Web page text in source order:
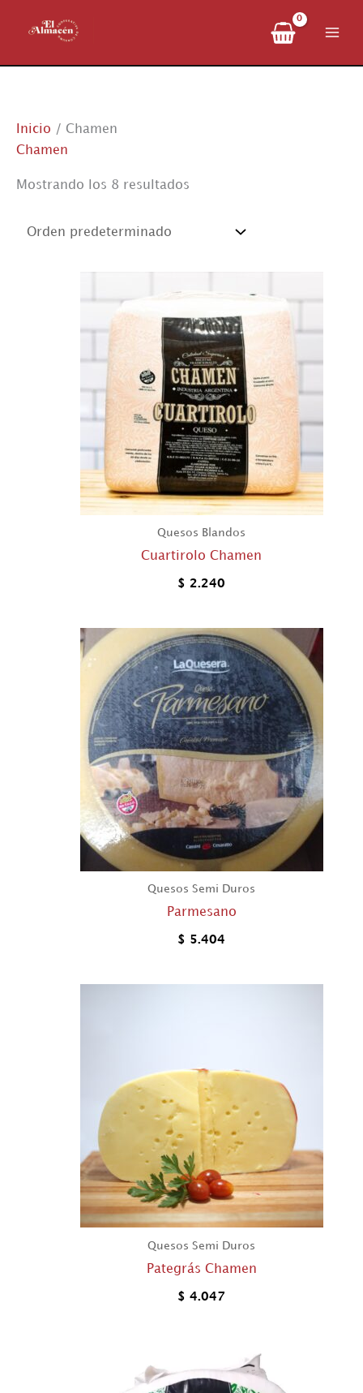
Inicio / Chamen
Chamen
Mostrando los 8 resultados
Quesos Blandos
Cuartirolo Chamen
$ 2.240
Quesos Semi Duros
Parmesano
$ 5.404
Quesos Semi Duros
Pategrás Chamen
$ 4.047